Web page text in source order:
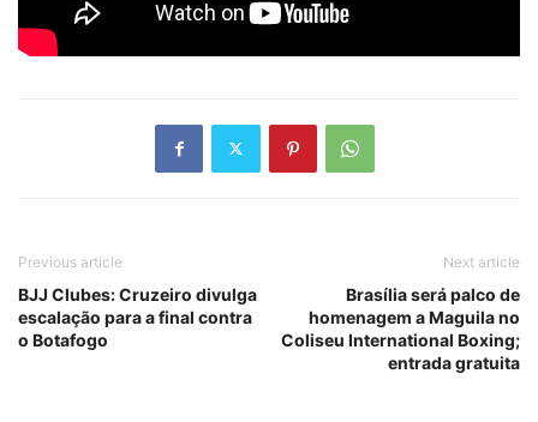
Previous article
BJJ Clubes: Cruzeiro divulga
escalação para a final contra
o Botafogo
Next article
Brasília será palco de
homenagem a Maguila no
Coliseu International Boxing;
entrada gratuita